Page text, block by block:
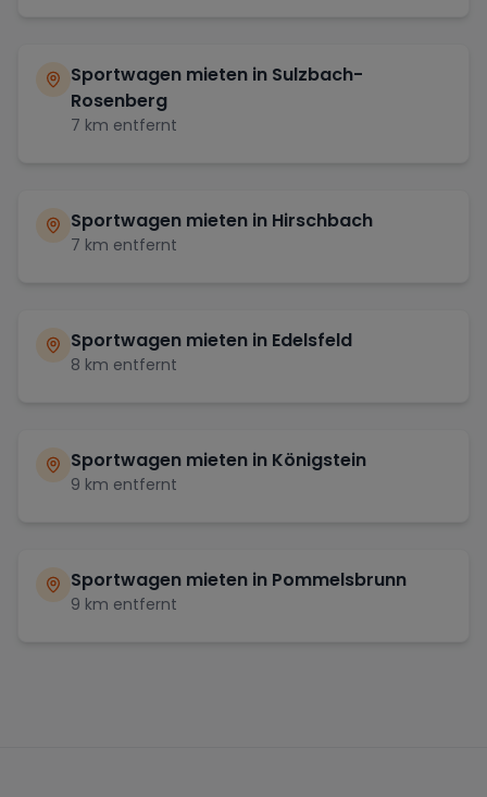
Sportwagen mieten in Sulzbach-
Rosenberg
7 km entfernt
Sportwagen mieten in Hirschbach
7 km entfernt
Sportwagen mieten in Edelsfeld
8 km entfernt
Sportwagen mieten in Königstein
9 km entfernt
Sportwagen mieten in Pommelsbrunn
9 km entfernt